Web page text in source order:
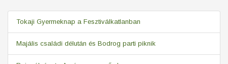
Tokaji Gyermeknap a Fesztiválkatlanban
Majális családi délután és Bodrog parti piknik